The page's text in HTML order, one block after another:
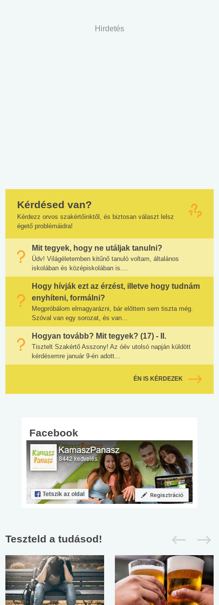
Hirdetés
Kérdésed van?
Kérdezz orvos szakértőinktől, és biztosan választ lelsz
égető problémáidra!
Mit tegyek, hogy ne utáljak tanulni?
Üdv! Világéletemben kitűnő tanuló voltam, általános
iskolában és középiskolában is....
Hogy hívják ezt az érzést, illetve hogy tudnám
enyhíteni, formálni?
Megpróbálom elmagyarázni, bár előttem sem tiszta még.
Szóval van egy sorozat, és van...
Hogyan tovább? Mit tegyek? (17) - II.
Tisztelt Szakértő Asszony! Az óév utolsó napján küldött
kérdésemre január 9-én adott...
ÉN IS KÉRDEZEK
Facebook
Teszteld a tudásod!